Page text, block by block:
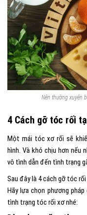
Nên thường xuyên
4 Cách gỡ tóc rối
Một mái tóc xơ rối sẽ
hình. Và khó chịu hơn
vô tình dẫn đến tình trạng
Sau đây là 4 cách gỡ tóc
Hãy lựa chọn phương
tình trạng tóc rối xơ nhé: